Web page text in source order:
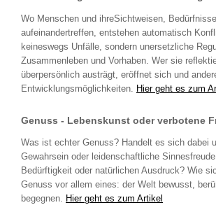
Wo Menschen und ihreSichtweisen,
aufeinandertreffen, entstehen automatisch
keineswegs Unfälle, sondern unersetzliche
Zusammenleben und Vorhaben. Wer sie
überpersönlich austrägt, eröffnet sich und
Entwicklungsmöglichkeiten.
Hier geht es zum
Genuss - Lebenskunst oder verbotene
Was ist echter Genuss? Handelt es sich dabei
Gewahrsein oder leidenschaftliche
Bedürftigkeit oder natürlichen Ausdruck? Wie
Genuss vor allem eines: der Welt bewusst,
begegnen. Hier geht es zum Artikel